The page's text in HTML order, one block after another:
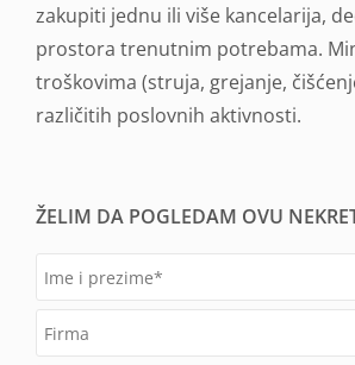
zakupiti jednu ili više kancelarija,
prostora trenutnim potrebama.
troškovima (struja, grejanje,
različitih poslovnih aktivnosti.
ŽELIM DA POGLEDAM OVU